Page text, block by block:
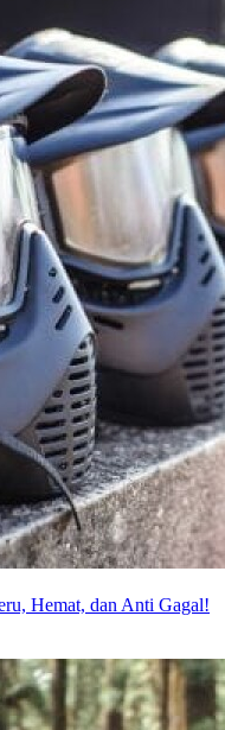
Hemat, dan Anti Gagal!